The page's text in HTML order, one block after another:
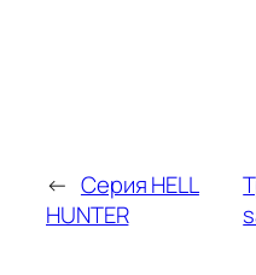
← Серия HELL
HUNTER